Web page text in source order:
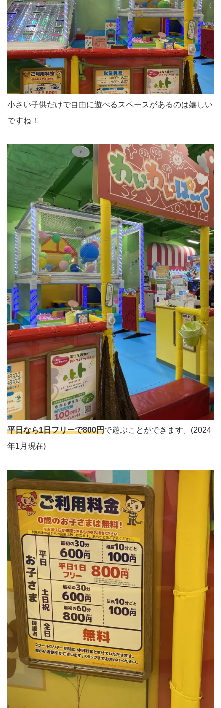
小さい子供だけで自由に遊べるスペースがあるのは嬉しい
ですね！
平日なら1日フリーで800円で遊ぶことができます。(2024
年1月現在)